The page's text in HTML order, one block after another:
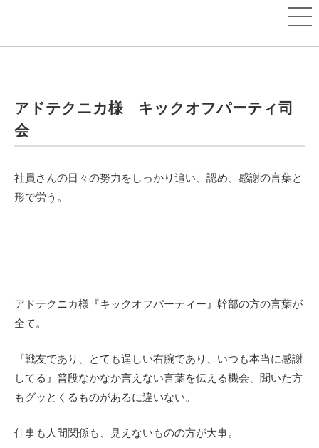
アドテクニカ様 キックオフパーティ司
会
社員さんの日々の努力をしっかり追い、認め、感謝の言葉と
形で労う。
アドテクニカ様『キックオフパーティー』幹部の方の言葉が
全て。
『戦友であり、とても逞しい右腕であり、いつも本当に感謝
してる』普段なかなか言えない言葉を伝える機会、聞いた方
もグッとくるものがあるに違いない。
仕事も人間関係も、見えないものの方が大事。